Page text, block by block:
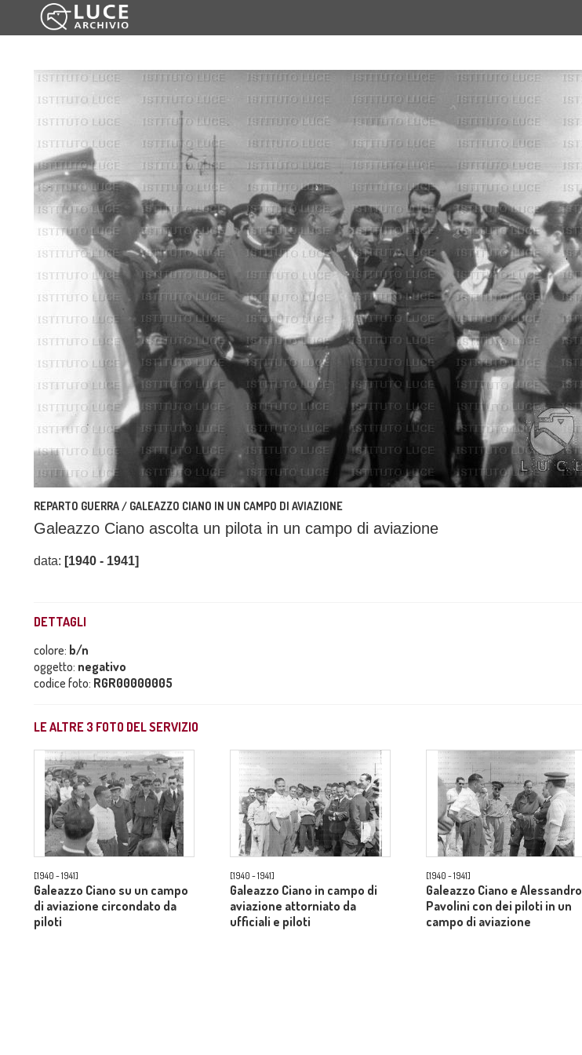
REPARTO GUERRA / GALEAZZO CIANO IN UN CAMPO DI AVIAZIONE
Galeazzo Ciano ascolta un pilota in un campo di aviazione
data: [1940 - 1941]
DETTAGLI
colore: b/n
oggetto: negativo
codice foto: RGR00000005
LE ALTRE 3 FOTO DEL SERVIZIO
[1940 - 1941]
Galeazzo Ciano su un campo
di aviazione circondato da
piloti
[1940 - 1941]
Galeazzo Ciano in campo di
aviazione attorniato da
ufficiali e piloti
[1940 - 1941]
Galeazzo Ciano e Alessandro
Pavolini con dei piloti in un
campo di aviazione